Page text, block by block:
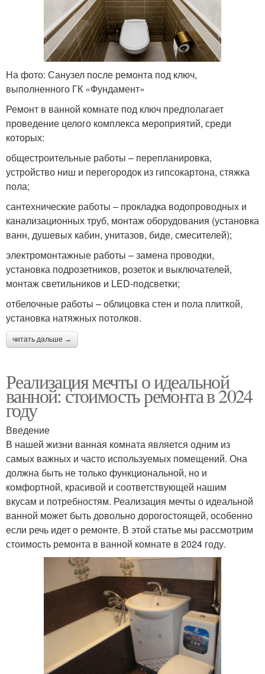
На фото: Санузел после ремонта под ключ,
выполненного ГК «Фундамент»
Ремонт в ванной комнате под ключ предполагает
проведение целого комплекса мероприятий, среди
которых:
общестроительные работы – перепланировка,
устройство ниш и перегородок из гипсокартона, стяжка
пола;
сантехнические работы – прокладка водопроводных и
канализационных труб, монтаж оборудования (установка
ванн, душевых кабин, унитазов, биде, смесителей);
электромонтажные работы – замена проводки,
установка подрозетников, розеток и выключателей,
монтаж светильников и LED-подсветки;
отбелочные работы – облицовка стен и пола плиткой,
установка натяжных потолков.
читать дальше →
Реализация мечты о идеальной
ванной: стоимость ремонта в 2024
году
Введение
В нашей жизни ванная комната является одним из
самых важных и часто используемых помещений. Она
должна быть не только функциональной, но и
комфортной, красивой и соответствующей нашим
вкусам и потребностям. Реализация мечты о идеальной
ванной может быть довольно дорогостоящей, особенно
если речь идет о ремонте. В этой статье мы рассмотрим
стоимость ремонта в ванной комнате в 2024 году.